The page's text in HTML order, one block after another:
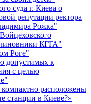
суда г. Киева о
репутации ректора
Рожка"
КГГА"
Роге"
допустимых к
с целью
расположены
станции в Киеве?»